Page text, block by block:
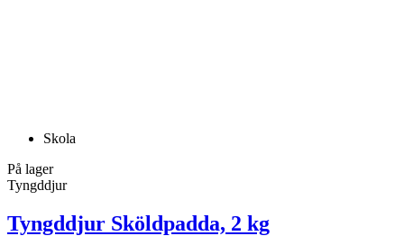
Skola
På lager
Tyngddjur
Tyngddjur Sköldpadda, 2 kg